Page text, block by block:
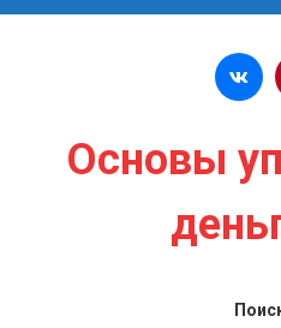
Перейти к содержимому
Основы